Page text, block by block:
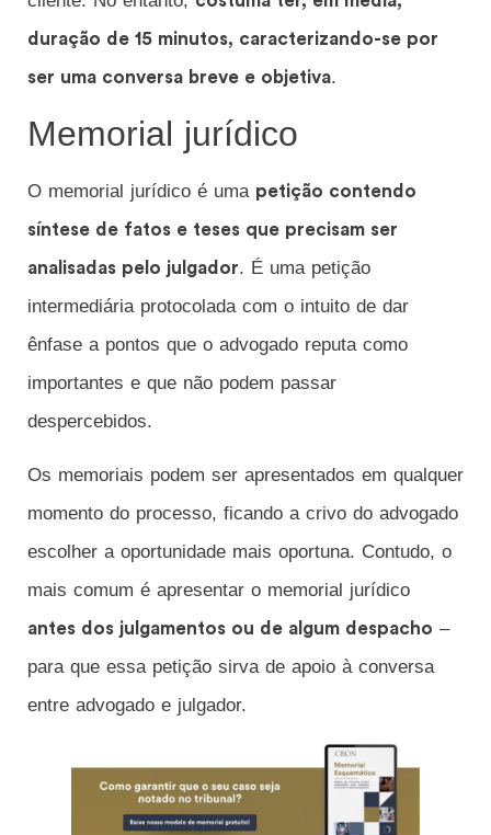
duração de 15 minutos, caracterizando-se por
ser uma conversa breve e objetiva.
Memorial jurídico
O memorial jurídico é uma petição contendo
síntese de fatos e teses que precisam ser
analisadas pelo julgador. É uma petição
intermediária protocolada com o intuito de dar
ênfase a pontos que o advogado reputa como
importantes e que não podem passar
despercebidos.
Os memoriais podem ser apresentados em qualquer
momento do processo, ficando a crivo do advogado
escolher a oportunidade mais oportuna. Contudo, o
mais comum é apresentar o memorial jurídico
antes dos julgamentos ou de algum despacho –
para que essa petição sirva de apoio à conversa
entre advogado e julgador.